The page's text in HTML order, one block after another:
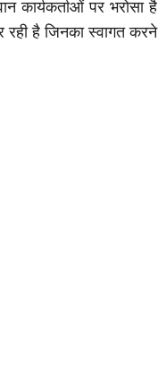
कार्यकर्ताओं पर
कर रही है जिनका स्वागत